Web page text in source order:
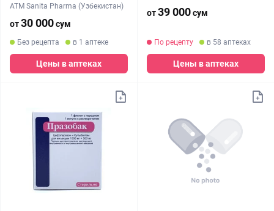
ATM Sanita Pharma (Узбекистан)
от30 000сум
Без рецепта в 1 аптеке
Цены в аптеках
от39 000сум
По рецепту в 58 аптеках
Цены в аптеках